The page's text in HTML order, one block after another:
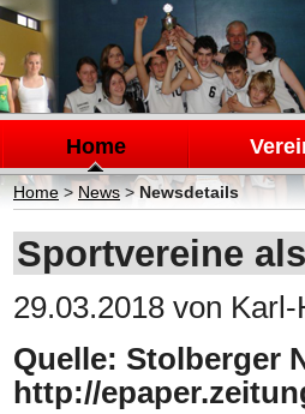
Navigation
überspringen
Home
Home> News>Newsdetails
Sportvereine
29.03.2018 von
Quelle: Stolberger
http://